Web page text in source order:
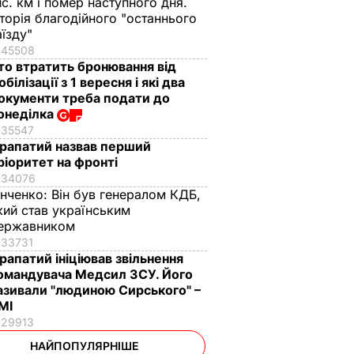
благодійного "останнього
45508
втратить бронювання від
з 1 вересня і які два
треба подати до
35547
назвав перший
на фронті
34076
Він був генералом КДБ,
став українським
33731
ініціював звільнення
Медсил ЗСУ. Його
"людиною Сирського" –
29913
НАЙПОПУЛЯРНІШЕ